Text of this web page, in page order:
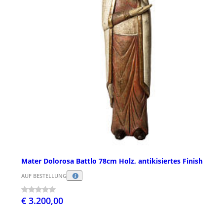
Mater Dolorosa Battlo 78cm Holz, antikisiertes Finish
AUF BESTELLUNG
€ 3.200,00